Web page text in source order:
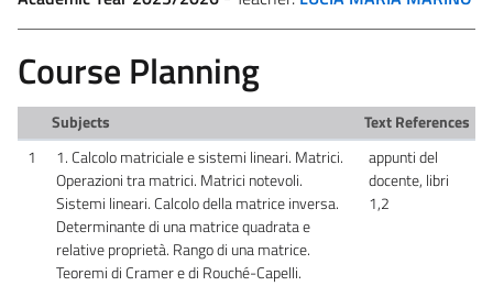
Course Planning
Subjects
Text References
1
1. Calcolo matriciale e sistemi lineari. Matrici.
Operazioni tra matrici. Matrici notevoli.
Sistemi lineari. Calcolo della matrice inversa.
Determinante di una matrice quadrata e
relative proprietà. Rango di una matrice.
Teoremi di Cramer e di Rouché-Capelli.
appunti del
docente, libri
1,2